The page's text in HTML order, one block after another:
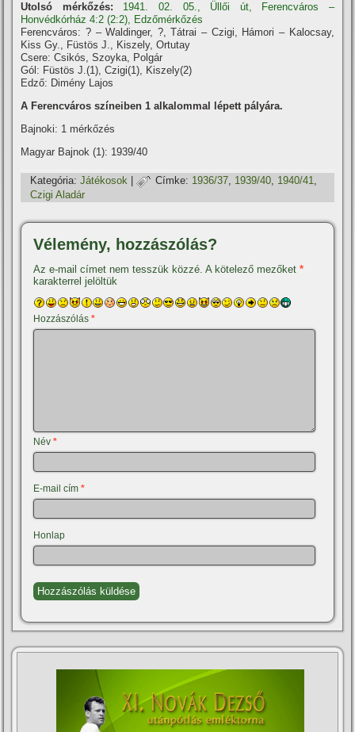
Utolsó mérkőzés: 1941. 02. 05., Üllői út, Ferencváros –
Honvédkórház 4:2 (2:2), Edzőmérkőzés
Ferencváros: ? – Waldinger, ?, Tátrai – Czigi, Hámori – Kalocsay,
Kiss Gy., Füstös J., Kiszely, Ortutay
Csere: Csikós, Szoyka, Polgár
Gól: Füstös J.(1), Czigi(1), Kiszely(2)
Edző: Dimény Lajos
A Ferencváros szí­neiben 1 alkalommal lépett pályára.
Bajnoki: 1 mérkőzés
Magyar Bajnok (1): 1939/40
Kategória: Játékosok | Címke: 1936/37, 1939/40, 1940/41,
Czigi Aladár
Vélemény, hozzászólás?
Az e-mail címet nem tesszük közzé. A kötelező mezőket*
karakterrel jelöltük
Hozzászólás*
Név*
E-mail cím*
Honlap